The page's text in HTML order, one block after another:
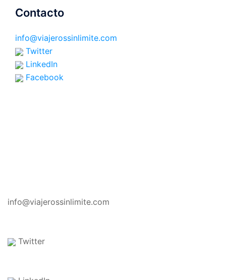
Contacto
info@viajerossinlimite.com
Twitter
LinkedIn
Facebook
info@viajerossinlimite.com
Twitter